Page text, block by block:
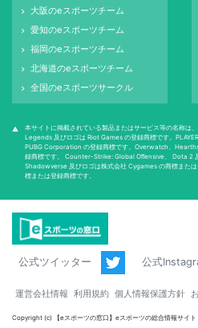
keyboard_arrow_right 大阪のeスポーツチーム
keyboard_arrow_right 愛知のeスポーツチーム
keyboard_arrow_right 福岡のeスポーツチーム
keyboard_arrow_right 北海道のeスポーツチーム
keyboard_arrow_right 全国のeスポーツサークル
warning
本サイトに掲載されている製品またはサービス等の名称は
Legends 及びロゴは Riot Games の登録商標です。
PUBG Corporation の登録商標です。Overwatch、
録商標です。 Counter-Strike: Global Oﬀensive、 Dota 2
Shadowverse 及びロゴは株式会社 Cygames の商標また
標または登録商標です。
公式ツイッター 公式
運営会社情報 利用規約 個人情報保護方針
Copyright (c) 【eスポーツの窓口】eスポーツの総合情報サイ